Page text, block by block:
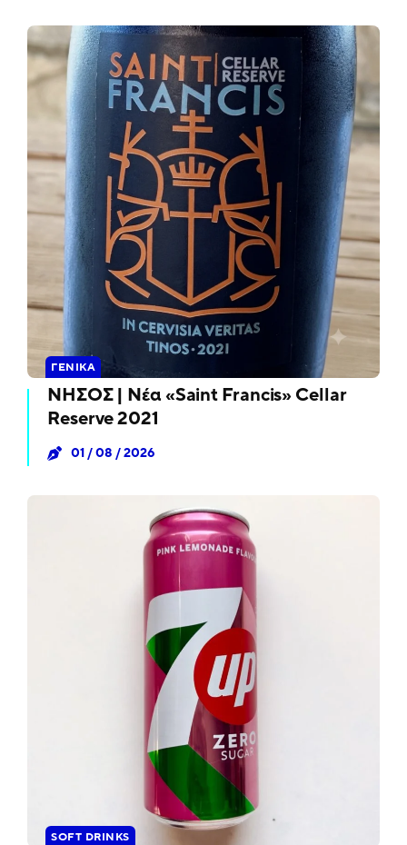
ΓΕΝΙΚΆ
ΝΗΣΟΣ | Νέα «Saint Francis» Cellar
Reserve 2021
01 / 08 / 2026
SOFT DRINKS